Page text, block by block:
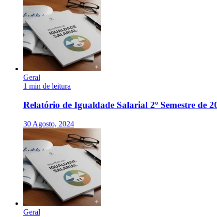
Geral
1 min de leitura
Relatório de Igualdade Salarial 2º Semestre de
30 Agosto, 2024
Geral